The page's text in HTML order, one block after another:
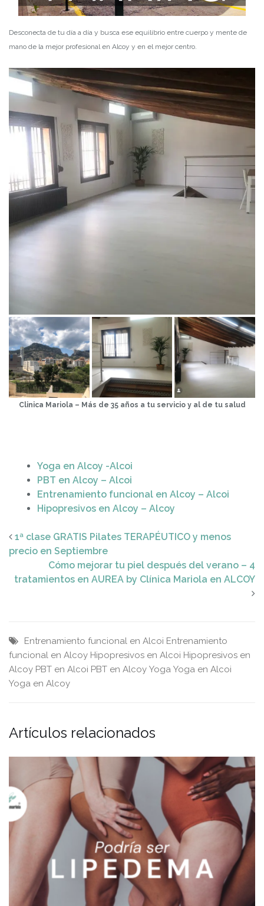
Desconecta de tu día a día y busca ese equilibrio entre cuerpo y mente de
mano de la mejor profesional en Alcoy y en el mejor centro.
Clinica Mariola – Más de 35 años a tu servicio y al de tu salud
Yoga en Alcoy -Alcoi
PBT en Alcoy – Alcoi
Entrenamiento funcional en Alcoy – Alcoi
Hipopresivos en Alcoy – Alcoy
1ª clase GRATIS Pilates TERAPÉUTICO y menos
precio en Septiembre
Cómo mejorar tu piel después del verano – 4
tratamientos en AUREA by Clínica Mariola en ALCOY
Entrenamiento funcional en Alcoi Entrenamiento
funcional en Alcoy Hipopresivos en Alcoi Hipopresivos en
Alcoy PBT en Alcoi PBT en Alcoy Yoga Yoga en Alcoi
Yoga en Alcoy
Artículos relacionados